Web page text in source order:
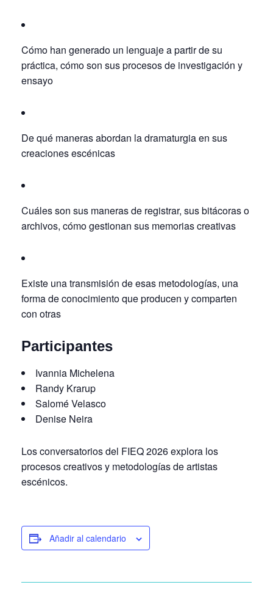
Cómo han generado un lenguaje a partir de su
práctica, cómo son sus procesos de investigación y
ensayo
De qué maneras abordan la dramaturgiaen sus
creaciones escénicas
Cuáles son sus maneras de registrar, sus bitácoras o
archivos, cómo gestionan sus memorias creativas
Existe una transmisión de esas metodologías, una
forma de conocimiento que producen y comparten
con otras
Participantes
Ivannia Michelena
Randy Krarup
Salomé Velasco
Denise Neira
Los conversatorios del FIEQ 2026 explora los
procesos creativos y metodologías de artistas
escénicos.
Añadir al calendario